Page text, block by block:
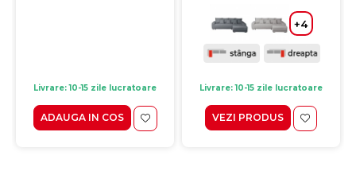
Livrare: 10-15 zile lucratoare
ADAUGA IN COS
+4
Livrare: 10-15 zile lucratoare
VEZI PRODUS